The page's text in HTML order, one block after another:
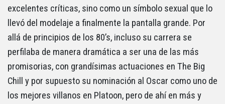
excelentes críticas, sino como un símbolo sexual que lo
llevó del modelaje a finalmente la pantalla grande. Por
allá de principios de los 80’s, incluso su carrera se
perfilaba de manera dramática a ser una de las más
promisorias, con grandísimas actuaciones en The Big
Chill y por supuesto su nominación al Oscar como uno de
los mejores villanos en Platoon, pero de ahí en más y